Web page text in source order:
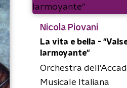
Nicola Piovani
La vita e bella -
larmoyante"
Orchestra
Musicale Italiana